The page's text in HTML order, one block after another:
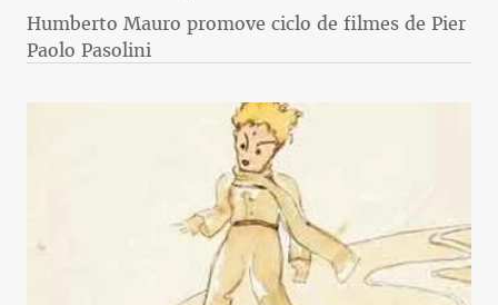
Humberto Mauro promove ciclo de filmes de Pier
Paolo Pasolini